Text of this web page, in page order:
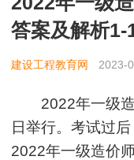
答案及解析1-
建设工程教育网 2023-
2022年一级
日举行。考试过
2022年一级造价